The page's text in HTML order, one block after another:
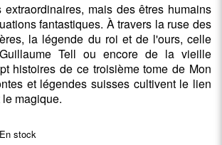
extraordinaires, mais des êtres humains
fantastiques. À travers la ruse des
la légende du roi et de l'ours, celle
Tell ou encore de la vieille
histoires de ce troisième tome de Mon
et légendes suisses cultivent le lien
magique.
En stock